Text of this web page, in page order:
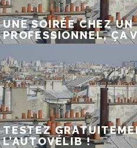
UNE SOIRÉE CHEZ UN
PROFESSIONNEL, ÇA
TESTEZ
L’AUTOVÉLIB !